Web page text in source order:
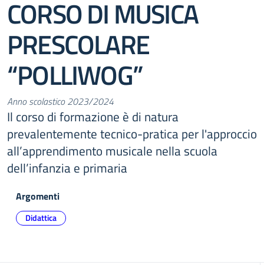
CORSO DI MUSICA
PRESCOLARE
“POLLIWOG”
Anno scolastico 2023/2024
Il corso di formazione è di natura
prevalentemente tecnico-pratica per l'approccio
all’apprendimento musicale nella scuola
dell’infanzia e primaria
Argomenti
Didattica